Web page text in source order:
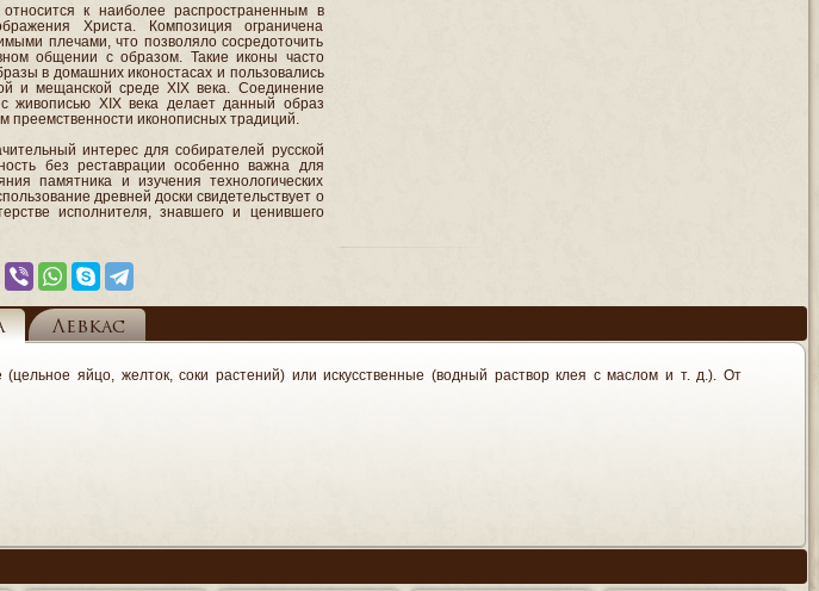
к наиболее распространенным в
Христа. Композиция ограничена
плечами, что позволяло сосредоточить
общении с образом. Такие иконы часто
в домашних иконостасах и пользовались
и мещанской среде XIX века. Соединение
живописью XIX века делает данный образ
преемственности иконописных традиций.
интерес для собирателей русской
без реставрации особенно важна для
памятника и изучения технологических
древней доски свидетельствует о
исполнителя, знавшего и ценившего
Левкас
яйцо, желток, соки растений) или искусственные (водный раствор клея с маслом и т. д.). От